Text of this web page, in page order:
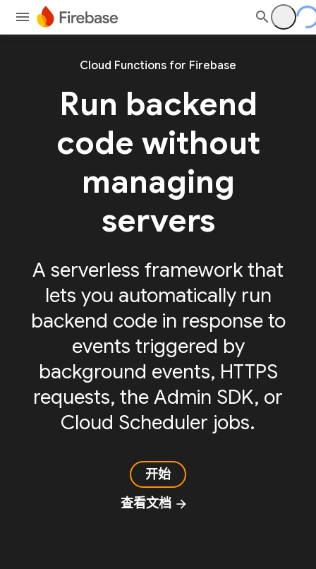
Cloud Functions for Firebase
Run backend
code without
managing
servers
A serverless framework that
lets you automatically run
backend code in response to
events triggered by
background events, HTTPS
requests, the Admin SDK, or
Cloud Scheduler jobs.
开始
查看文档 arrow_forward